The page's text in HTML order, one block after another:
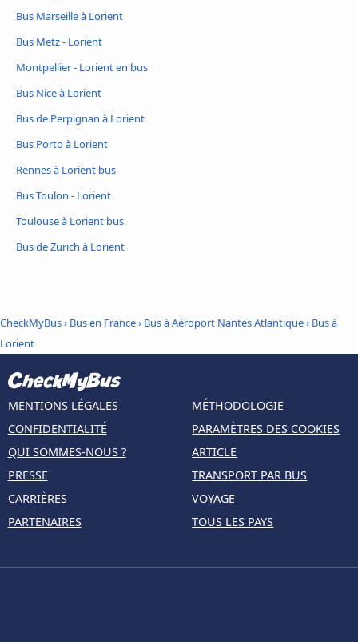
Bus Marseille à Lorient
Bus Metz - Lorient
Montpellier - Lorient en bus
Bus Nice à Lorient
Bus de Perpignan à Lorient
Bus Porto à Lorient
Rennes à Lorient bus
Bus Toulon - Lorient
Toulouse à Lorient bus
Bus de Zurich à Lorient
CheckMyBus› Bus en France› Bus à Aéroport Nantes Atlantique› Bus à
Lorient
MENTIONS LÉGALES
CONFIDENTIALITÉ
QUI SOMMES-NOUS ?
PRESSE
CARRIÈRES
PARTENAIRES
MÉTHODOLOGIE
PARAMÈTRES DES COOKIES
ARTICLE
TRANSPORT PAR BUS
VOYAGE
TOUS LES PAYS